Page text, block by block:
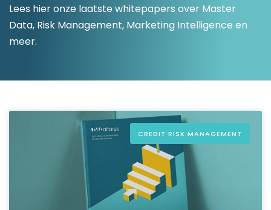
Lees hier onze laatste whitepapers over Master
Data, Risk Management, Marketing Intelligence en
meer.
CREDIT RISK MANAGEMENT